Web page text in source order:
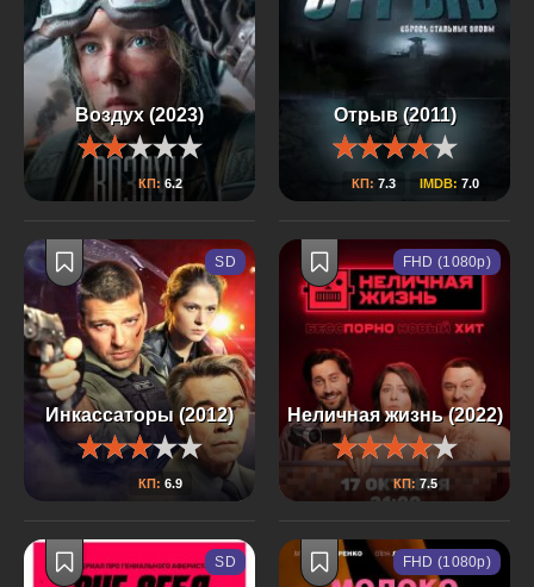
Воздух (2023)
КП: 6.2
Отрыв (2011)
КП: 7.3 IMDB: 7.0
Инкассаторы (2012)
КП: 6.9
SD
Неличная жизнь (2022)
КП: 7.5
FHD (1080p)
SD FHD (1080p)